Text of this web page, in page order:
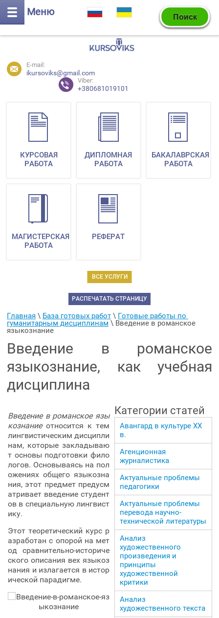
Меню
E-mail:
ikursoviks@gmail.com
Viber:
+380681019101
ВСЕ УСЛУГИ
КУРСОВАЯ
РАБОТА
ДИПЛОМНАЯ
РАБОТА
БАКАЛАВРСКАЯ
РАБОТА
МАГИСТЕРСКАЯ
РАБОТА
РЕФЕРАТ
РАСПЕЧАТАТЬ СТРАНИЦУ
Главная \ База готовых работ \ Готовые работы по
гуманитарным дисциплинам \ Введение в романское
языкознание
Введение в романское
языкознание, как учебная
дисциплина
Введение в романское язы
кознаниеотносится к тем
лингвистическим дисципли
нам, которые закладываю
т основы подготовки фило
логов. Основываясь на пол
ожениях общего языкозна
ния, этот предмет предусм
атривает введение студент
ов в специальную лингвист
ику.
Этот теоретический курс р
азработан с опорой на мет
од сравнительно-историче
ского описания вех языкоз
нания и излагается в истор
ической парадигме.
Категории статей
Авангард в культуре ХХ
в.
Агенционная
журналистика
Актуальные проблемы
педагогики
Актуальные проблемы
перевода научно-
технической литературы
Анализ
художественного
произведения и
принципы
художественной
критики
Анализ
художественного текста